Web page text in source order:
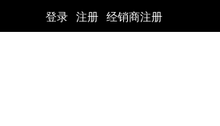
登录 注册 经销商注册